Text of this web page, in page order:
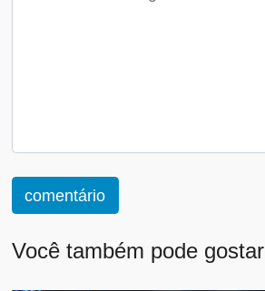
comentário
Você também pode gostar